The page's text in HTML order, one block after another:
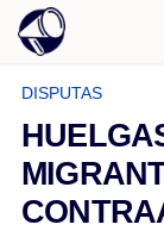
DISPUTAS